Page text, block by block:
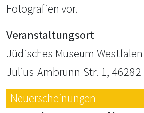
Fotografien vor.
Veranstaltungsort
Jüdisches Museum Westfalen
Julius-Ambrunn-Str. 1, 46282
Neuerscheinungen